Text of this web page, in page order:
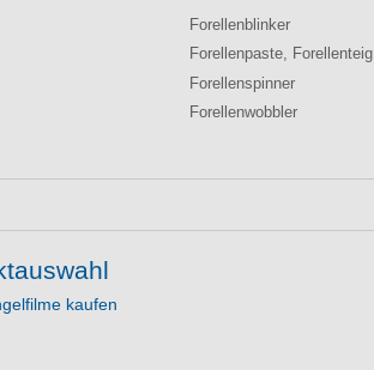
Forellenblinker
Forellenpaste, Forellenteig
Forellenspinner
Forellenwobbler
kaufen